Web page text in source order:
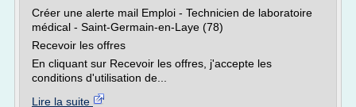
Créer une alerte mail Emploi - Technicien de laboratoire
médical - Saint-Germain-en-Laye (78)
Recevoir les offres
En cliquant sur Recevoir les offres, j'accepte les
conditions d'utilisation de...
Lire la suite